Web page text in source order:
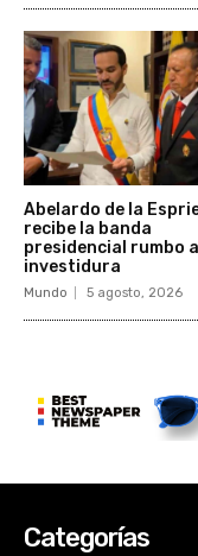
Categorías